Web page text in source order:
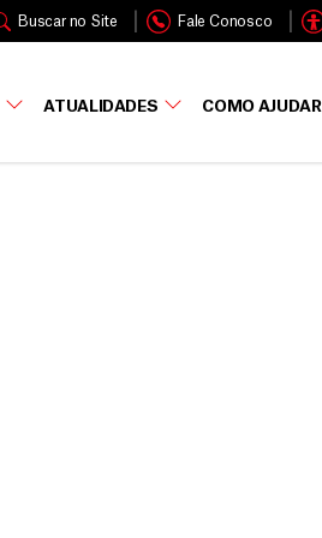
Buscar no Site Fale Conosco
ATUALIDADES COMO AJUDAR